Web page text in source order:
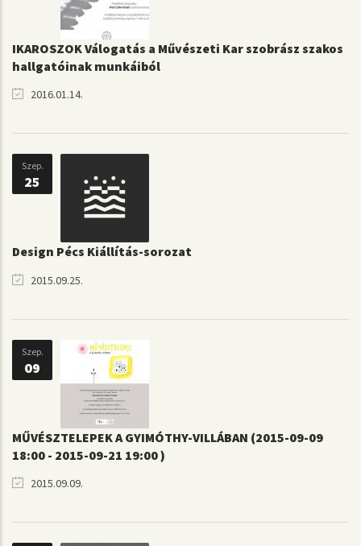
IKAROSZOK Válogatás a Művészeti Kar szobrász szakos
hallgatóinak munkáiból
2016.01.14.
Szep.
25
Design Pécs Kiállítás-sorozat
2015.09.25.
Szep.
09
MŰVÉSZTELEPEK A GYIMÓTHY-VILLÁBAN (2015-09-09
18:00 - 2015-09-21 19:00 )
2015.09.09.